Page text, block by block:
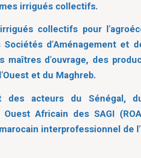
irrigués collectifs.
collectifs pour l ’
Sociétés d’Aménagement et
maîtres d’ouvrage, des
’Ouest et du Maghreb.
des acteurs du Sénégal,
Africain des SAGI
interprofessionnel de l ’